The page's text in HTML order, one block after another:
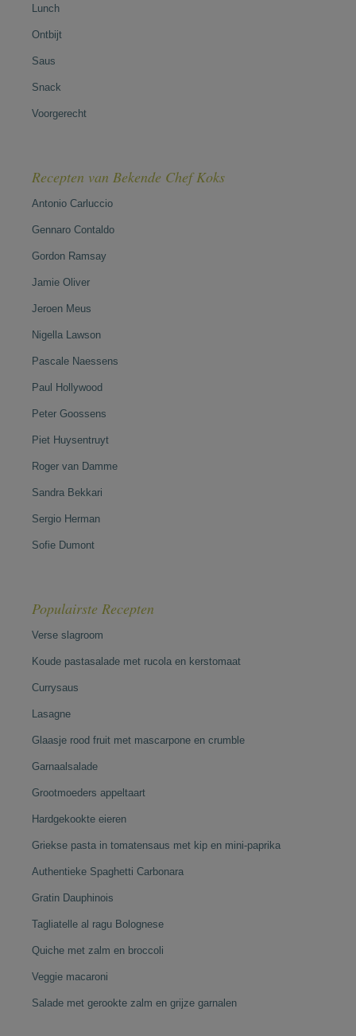
Lunch
Ontbijt
Saus
Snack
Voorgerecht
Recepten van Bekende Chef Koks
Antonio Carluccio
Gennaro Contaldo
Gordon Ramsay
Jamie Oliver
Jeroen Meus
Nigella Lawson
Pascale Naessens
Paul Hollywood
Peter Goossens
Piet Huysentruyt
Roger van Damme
Sandra Bekkari
Sergio Herman
Sofie Dumont
Populairste Recepten
Verse slagroom
Koude pastasalade met rucola en kerstomaat
Currysaus
Lasagne
Glaasje rood fruit met mascarpone en crumble
Garnaalsalade
Grootmoeders appeltaart
Hardgekookte eieren
Griekse pasta in tomatensaus met kip en mini-paprika
Authentieke Spaghetti Carbonara
Gratin Dauphinois
Tagliatelle al ragu Bolognese
Quiche met zalm en broccoli
Veggie macaroni
Salade met gerookte zalm en grijze garnalen